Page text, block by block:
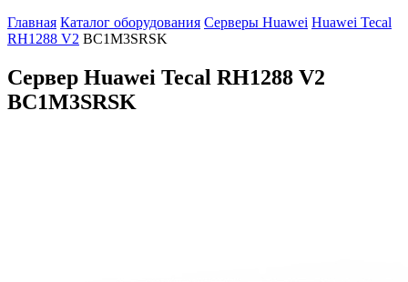
Главная Каталог оборудования Серверы Huawei Huawei Tecal
RH1288 V2 BC1M3SRSK
Сервер Huawei Tecal RH1288 V2
BC1M3SRSK